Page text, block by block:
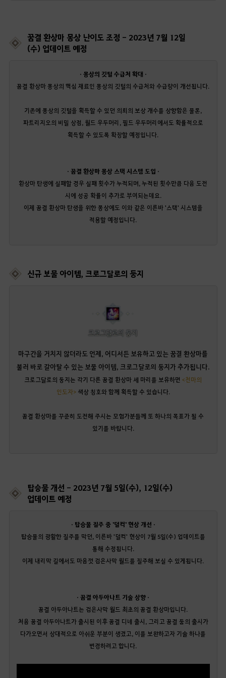
꿈결 환상마 몽상 난이도 조정 - 2023년 7월 12일
(수) 업데이트 예정
· 몽상의 깃털 수급처 확대 ·
꿈결 환상마 몽상의 핵심 재료인 몽상의 깃털의 수급처와 수급량이 개선됩니다.
기존에 몽상의 깃털을 획득할 수 있던 의뢰의 보상 개수를 상향함은 물론,
파트리지오의 비밀 상점, 월드 우두머리, 필드 우두머리에서도 확률적으로
획득할 수 있도록 확장할 예정입니다.
· 꿈결 환상마 몽상 스택 시스템 도입 ·
환상마 탄생에 실패할 경우 실패 횟수가 누적되며, 누적된 횟수만큼 다음 도전
시에 성공 확률이 추가로 부여되는데요.
이제 꿈결 환상마 탄생을 위한 몽상에도 이와 같은 이른바 '스택' 시스템을
적용할 예정입니다.
신규 보물 아이템, 크로그달로의 둥지
마구간을 거치지 않더라도 언제, 어디서든 보유하고 있는 꿈결 환상마를
불러 바로 갈아탈 수 있는 보물 아이템, 크로그달로의 둥지가 추가됩니다.
크로그달로의 둥지는 각기 다른 꿈결 환상마 세 마리를 보유하면 <천마의
인도자>색상 칭호와 함께 획득할 수 있습니다.
꿈결 환상마를 꾸준히 도전해 주시는 모험가분들께 또 하나의 목표가 될 수
있기를 바랍니다.
탑승물 개선 - 2023년 7월 5일(수), 12일(수)
업데이트 예정
· 탑승물 질주 중 '덜컥' 현상 개선 ·
탑승물의 광활한 질주를 막던, 이른바 '덜컥' 현상이 7월 5일(수) 업데이트를
통해 수정됩니다.
이제 내리막 길에서도 마음껏 검은사막 월드를 질주해 보실 수 있게됩니다.
· 꿈결 아두아나트 기술 상향 ·
꿈결 아두아나트는 검은사막 월드 최초의 꿈결 환상마입니다.
처음 꿈결 아두아나트가 출시된 이후 꿈결 디네 출시, 그리고 꿈결 둠의 출시가
다가오면서 상대적으로 아쉬운 부분이 생겼고, 이를 보완하고자 기술 하나를
변경하려고 합니다.